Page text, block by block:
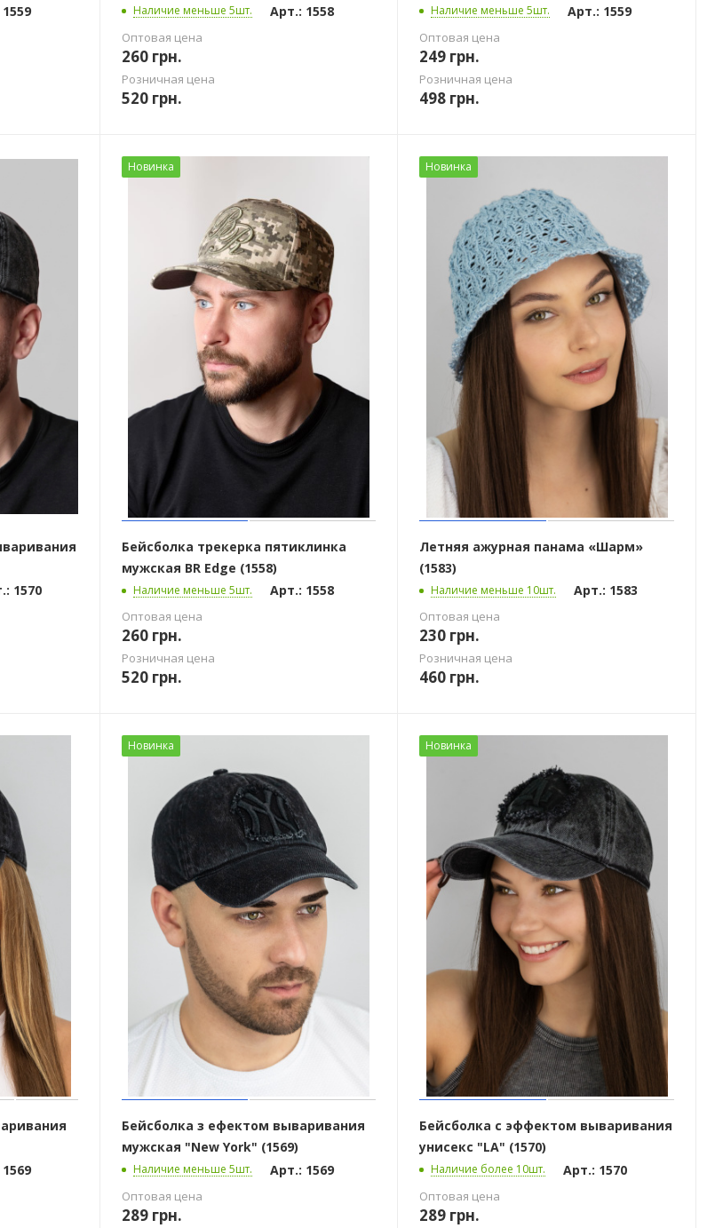
Наличие меньше 5шт. Арт.: 1558
Оптовая цена
260грн.
Розничная цена
520грн.
Наличие меньше 5шт. Арт.: 1559
Оптовая цена
249 грн.
Розничная цена
498 грн.
1570
Новинка
Бейсболка трекерка пятиклинка
мужская BR Edge (1558)
Наличие меньше 5шт. Арт.: 1558
Оптовая цена
260грн.
Розничная цена
520грн.
Новинка
Летняя ажурная панама «Шарм»
(1583)
Наличие меньше 10шт. Арт.: 1583
Оптовая цена
230 грн.
Розничная цена
460 грн.
Новинка
Бейсболка з ефектом вываривания
мужская "New York" (1569)
Наличие меньше 5шт. Арт.: 1569
Оптовая цена
289грн.
Новинка
Бейсболка с эффектом вываривания
унисекс "LA" (1570)
Наличие более 10шт. Арт.: 1570
Оптовая цена
289 грн.